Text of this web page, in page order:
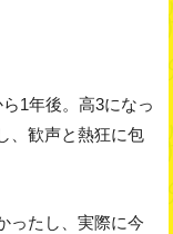
1年後。高3になっ
、歓声と熱狂に包
ったし、実際に今